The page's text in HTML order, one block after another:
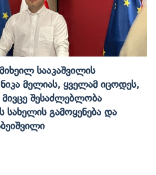
Სააკაშვილის
Მელიას, Ყველამ Იცოდეს,
Მივცე Შესაძლებლობა
Გამოყენება Და